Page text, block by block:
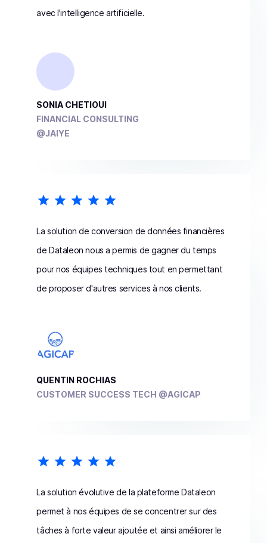
avec l'intelligence artificielle.
SONIA CHETIOUI
FINANCIAL CONSULTING
@JAIYE
La solution de conversion de données financières
de Dataleon nous a permis de gagner du temps
pour nos équipes techniques tout en permettant
de proposer d'autres services à nos clients.
QUENTIN ROCHIAS
CUSTOMER SUCCESS TECH @AGICAP
La solution évolutive de la plateforme Dataleon
permet à nos équipes de se concentrer sur des
tâches à forte valeur ajoutée et ainsi améliorer le